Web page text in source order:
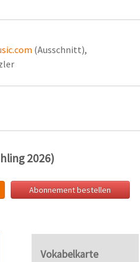
(Ausschnitt),
2026)
Abonnement bestellen
Vokabelkarte